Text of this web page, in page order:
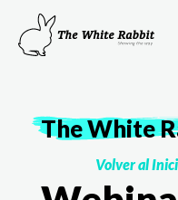
The White
Volver al